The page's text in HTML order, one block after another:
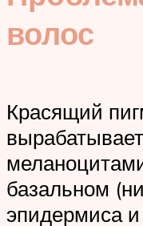
волос
Красящий
базальном
эпидермиса